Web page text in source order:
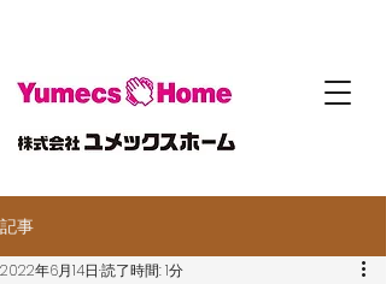
記事
2022年6月14日 読了時間: 1分